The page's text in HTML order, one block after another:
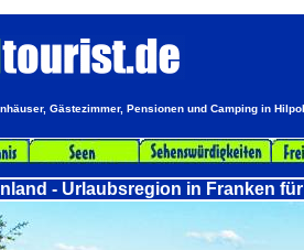
Gästezimmer, Pensionen und Camping in
- Urlaubsregion in Franken